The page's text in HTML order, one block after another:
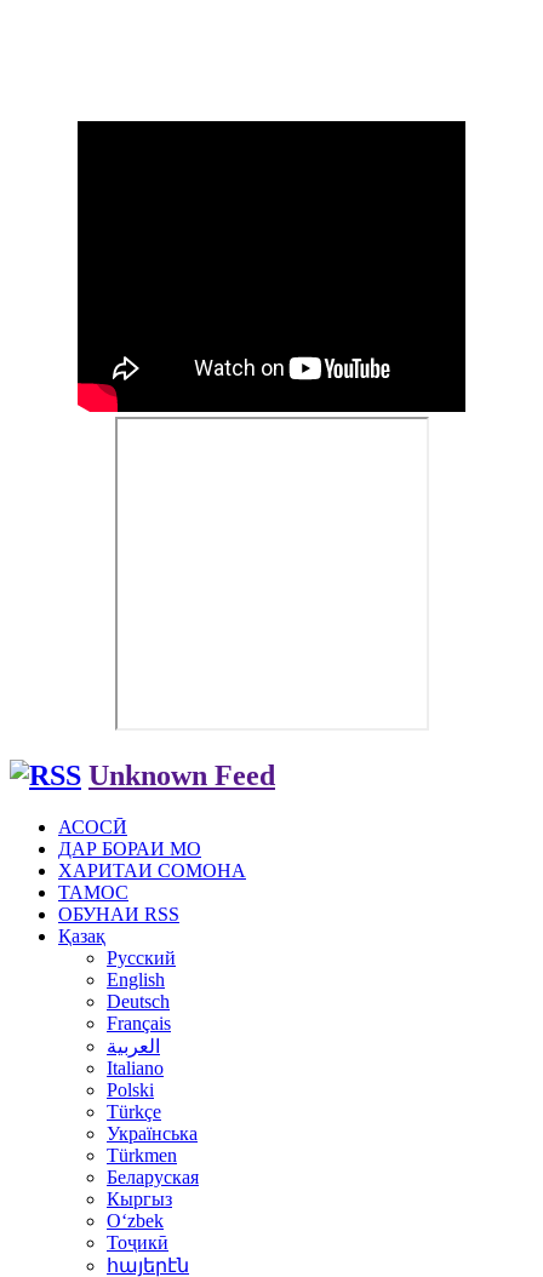
Unknown Feed
АСОСӢ
ДАР БОРАИ МО
ХАРИТАИ СОМОНА
ТАМОС
ОБУНАИ RSS
Қазақ
Русский
English
Deutsch
Français
العربية
Italiano
Polski
Türkçe
Українська
Türkmen
Беларуская
Кыргыз
Oʻzbek
Тоҷикӣ
հայերէն